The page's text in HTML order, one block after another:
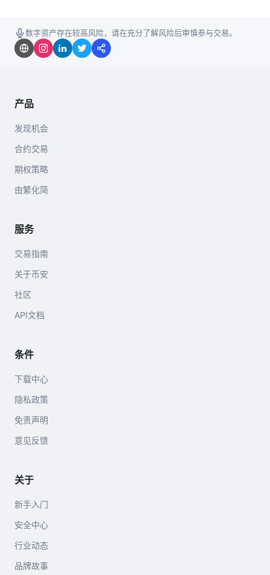
数字资产存在较高风险，请在充分了解风险后审慎参与交易。
产品
发现机会
合约交易
期权策略
由繁化简
服务
交易指南
关于币安
社区
API文档
条件
下载中心
隐私政策
免责声明
意见反馈
关于
新手入门
安全中心
行业动态
品牌故事